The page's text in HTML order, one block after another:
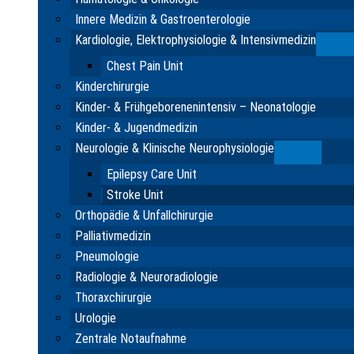
Innere Medizin & Gastroenterologie
Kardiologie, Elektrophysiologie & Intensivmedizin
Chest Pain Unit
Kinderchirurgie
Kinder- & Frühgeborenenintensiv – Neonatologie
Kinder- & Jugendmedizin
Neurologie & Klinische Neurophysiologie
Epilepsy Care Unit
Stroke Unit
Orthopädie & Unfallchirurgie
Palliativmedizin
Pneumologie
Radiologie & Neuroradiologie
Thoraxchirurgie
Urologie
Zentrale Notaufnahme